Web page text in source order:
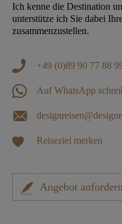
Ich kenne die Destination
unterstütze ich Sie dabei
zusammenzustellen.
+49 (0)89 90 77 88
Auf WhatsApp
Reiseziel merken
Angebot anfordern